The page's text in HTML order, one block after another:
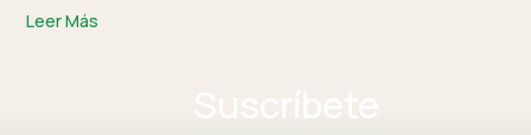
Leer Más
Suscríbete